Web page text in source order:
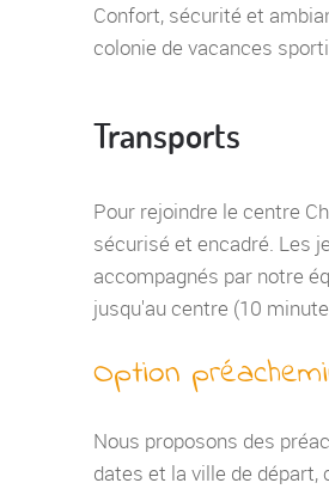
Confort, sécurité et
colonie de vacances
Transports
Pour rejoindre le centre
sécurisé et encadré. Les
accompagnés par notre
jusqu'au centre (10
Option
Nous proposons des
dates et la ville de